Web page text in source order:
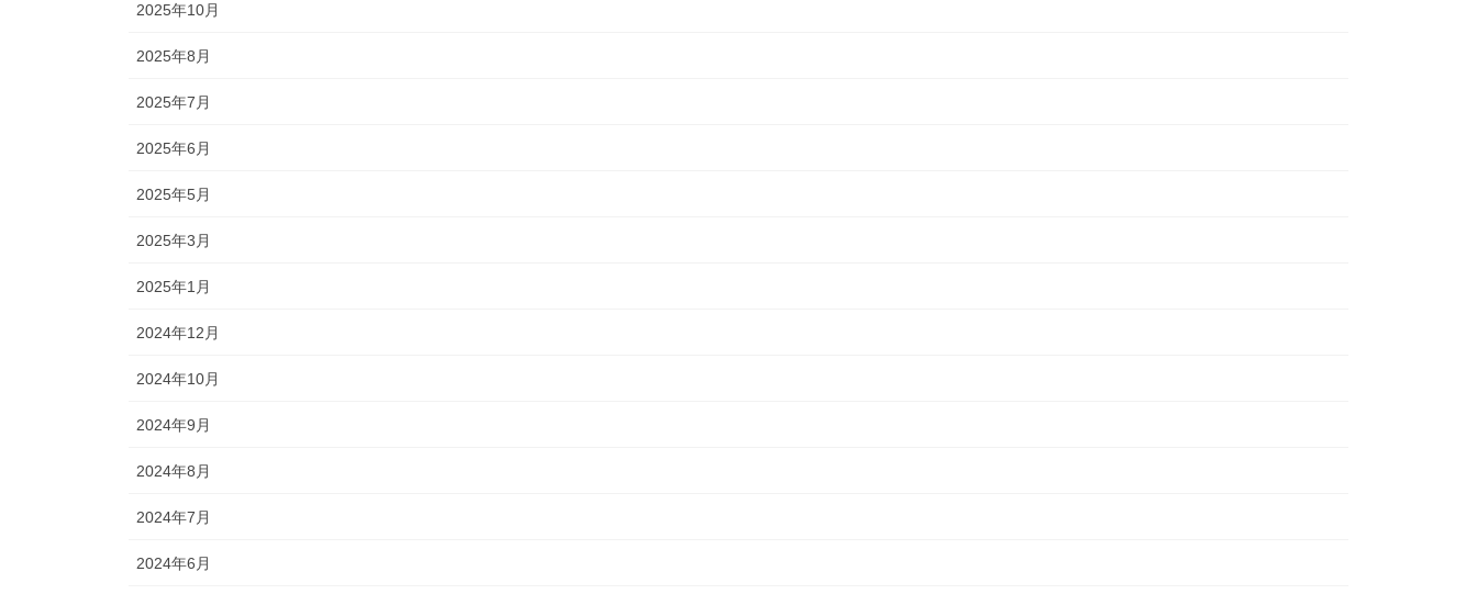
2025年10月
2025年8月
2025年7月
2025年6月
2025年5月
2025年3月
2025年1月
2024年12月
2024年10月
2024年9月
2024年8月
2024年7月
2024年6月